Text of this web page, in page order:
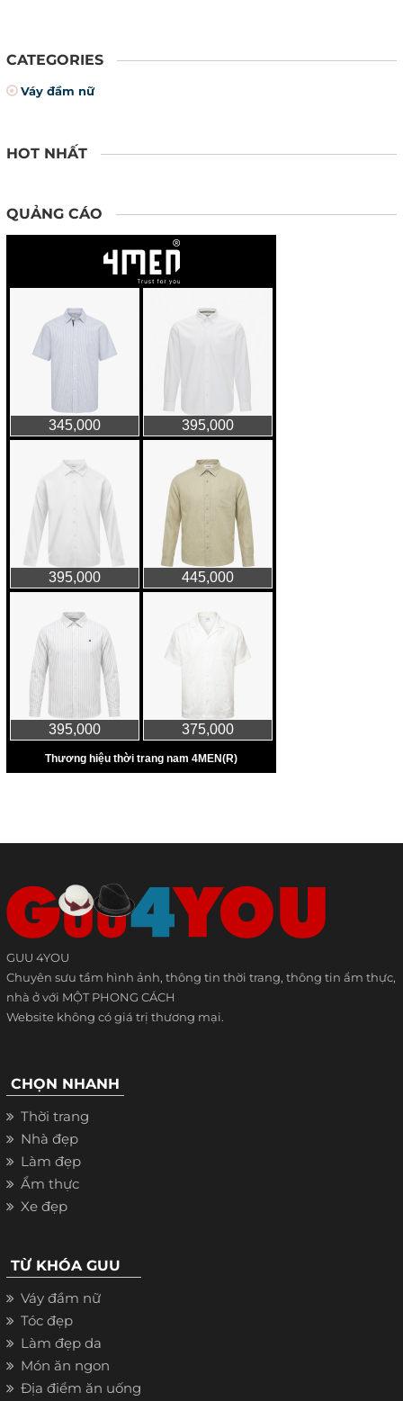
CATEGORIES
Váy đầm nữ
HOT NHẤT
QUẢNG CÁO
GUU 4YOU
Chuyên sưu tầm hình ảnh, thông tin thời trang, thông tin ẩm thực,
nhà ở với MỘT PHONG CÁCH
Website không có giá trị thương mại.
CHỌN NHANH
Thời trang
Nhà đẹp
Làm đẹp
Ẩm thực
Xe đẹp
TỪ KHÓA GUU
Váy đầm nữ
Tóc đẹp
Làm đẹp da
Món ăn ngon
Địa điểm ăn uống